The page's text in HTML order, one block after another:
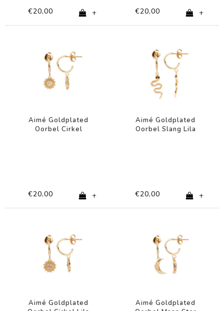
€20,00 + €20,00 +
Aimé Goldplated
Oorbel Cirkel
€20,00 +
Aimé Goldplated
Oorbel Slang Lila
€20,00 +
Aimé Goldplated
Aimé Goldplated